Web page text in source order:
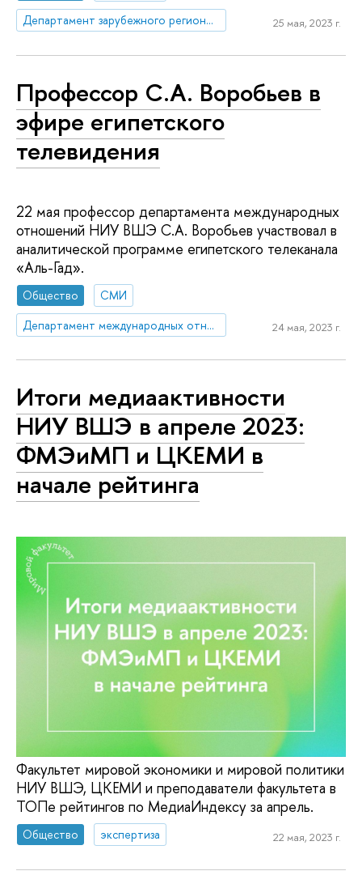
Департамент зарубежного регионоведения 25 мая, 2023 г.
Профессор С.А. Воробьев в
эфире египетского
телевидения
22 мая профессор департамента международных
отношений НИУ ВШЭ С.А. Воробьев участвовал в
аналитической программе египетского телеканала
«Аль-Гад».
Общество
СМИ
Департамент международных отношений
24 мая, 2023 г.
Итоги медиаактивности
НИУ ВШЭ в апреле 2023:
ФМЭиМП и ЦКЕМИ в
начале рейтинга
Факультет мировой экономики и мировой политики
НИУ ВШЭ, ЦКЕМИ и преподаватели факультета в
ТОПе рейтингов по МедиаИндексу за апрель.
Общество экспертиза 22 мая, 2023 г.